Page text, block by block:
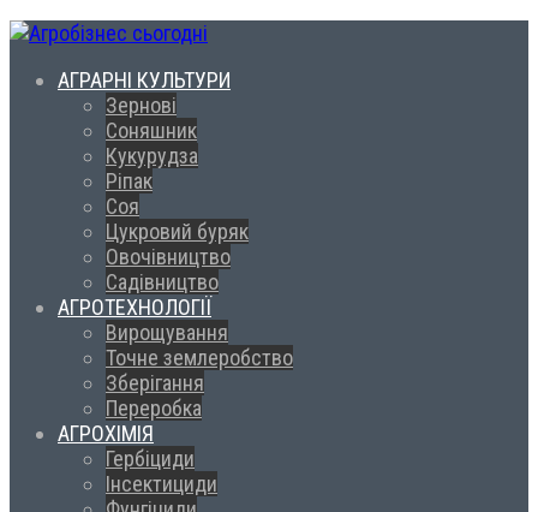
АГРАРНІ КУЛЬТУРИ
Зернові
Соняшник
Кукурудза
Ріпак
Соя
Цукровий буряк
Овочівництво
Садівництво
АГРОТЕХНОЛОГІЇ
Вирощування
Точне землеробство
Зберігання
Переробка
АГРОХІМІЯ
Гербіциди
Інсектициди